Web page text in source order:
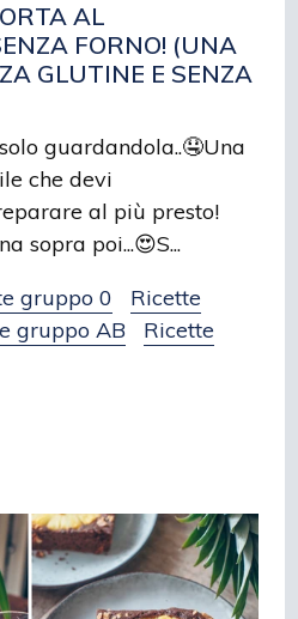
AL
FORNO! (UNA
GLUTINE E SENZA
guardandola..🤤Una
che devi
al più presto!
sopra poi...😍S...
gruppo 0
Ricette
gruppo AB
Ricette